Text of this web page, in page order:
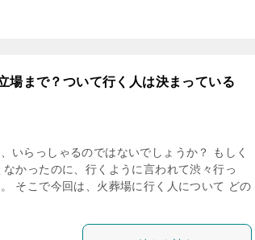
場まで？ついて行く人は決まっている
いらっしゃるのではないでしょうか？ もしく
かったのに、行くように言われて渋々行っ
そこで今回は、火葬場に行く人について どの